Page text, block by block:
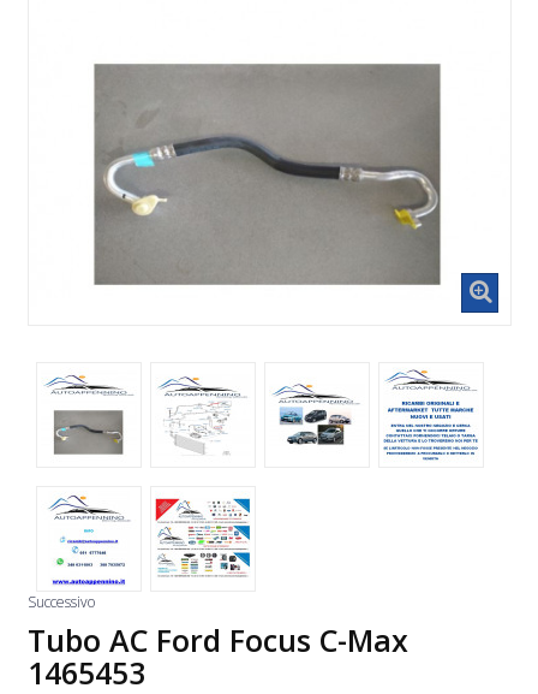
Successivo
Tubo AC Ford Focus C-Max
1465453